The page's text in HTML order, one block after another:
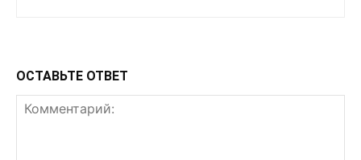
ОСТАВЬТЕ ОТВЕТ